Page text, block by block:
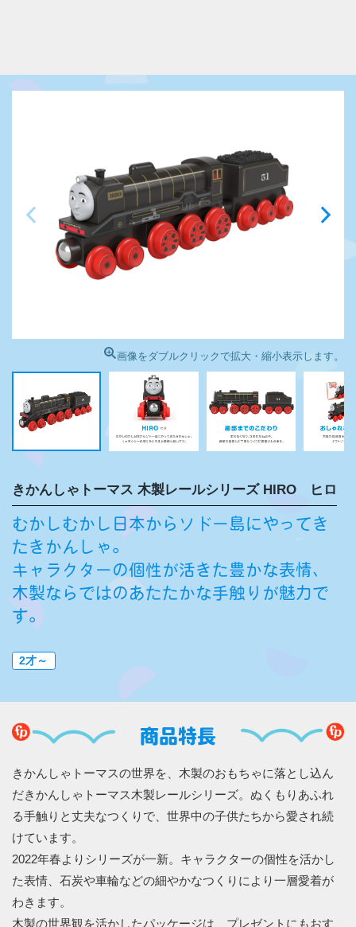
画像をダブルクリックで拡大・縮小表示します。
きかんしゃトーマス 木製レールシリーズ HIRO ヒロ
むかしむかし日本からソドー島にやってき
たきかんしゃ。
キャラクターの個性が活きた豊かな表情、
木製ならではのあたたかな手触りが魅力で
す。
2才～
商品特長
きかんしゃトーマスの世界を、木製のおもちゃに落とし込ん
だきかんしゃトーマス木製レールシリーズ。ぬくもりあふれ
る手触りと丈夫なつくりで、世界中の子供たちから愛され続
けています。
2022年春よりシリーズが一新。キャラクターの個性を活かし
た表情、石炭や車輪などの細やかなつくりにより一層愛着が
わきます。
木製の世界観を活かしたパッケージは、プレゼントにもおす